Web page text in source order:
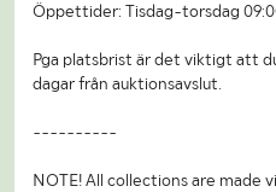
Öppettider: Tisdag-torsdag
Pga platsbrist är det viktigt att
dagar från auktionsavslut.
----------
NOTE! All collections are made